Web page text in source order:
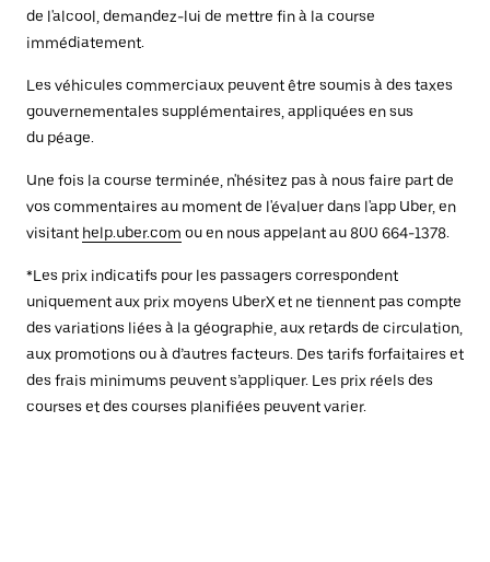
de l'alcool, demandez-lui de mettre fin à la course
immédiatement.
Les véhicules commerciaux peuvent être soumis à des taxes
gouvernementales supplémentaires, appliquées en sus
du péage.
Une fois la course terminée, n'hésitez pas à nous faire part de
vos commentaires au moment de l'évaluer dans l'app Uber, en
visitant help.uber.com ou en nous appelant au 800 664-1378.
*Les prix indicatifs pour les passagers correspondent
uniquement aux prix moyens UberX et ne tiennent pas compte
des variations liées à la géographie, aux retards de circulation,
aux promotions ou à d’autres facteurs. Des tarifs forfaitaires et
des frais minimums peuvent s’appliquer. Les prix réels des
courses et des courses planifiées peuvent varier.